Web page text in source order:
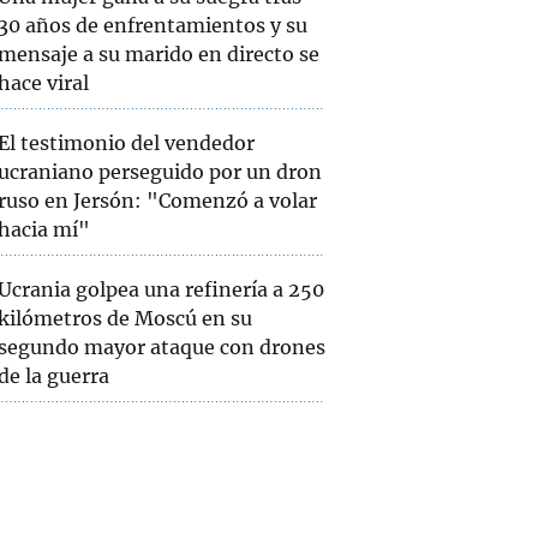
años de enfrentamientos y su
a su marido en directo se
viral
testimonio del vendedor
perseguido por un dron
en Jersón: "Comenzó a volar
mí"
golpea una refinería a 250
de Moscú en su
mayor ataque con drones
la guerra